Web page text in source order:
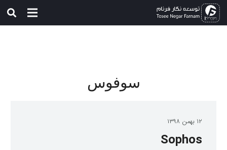
سوفوس
۱۲ بهمن ۱۳۹۸
Sophos